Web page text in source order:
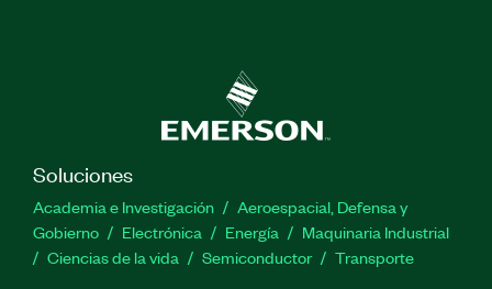
Soluciones
Academia e Investigación
Aeroespacial, Defensa y
Gobierno
Electrónica Energía
Maquinaria Industrial
Ciencias de la vida
Semiconductor Transporte